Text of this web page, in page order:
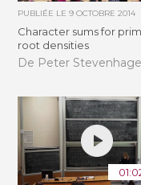
PUBLIÉE LE9 OCTOBRE 2014
Character sums for
root densities
De Peter